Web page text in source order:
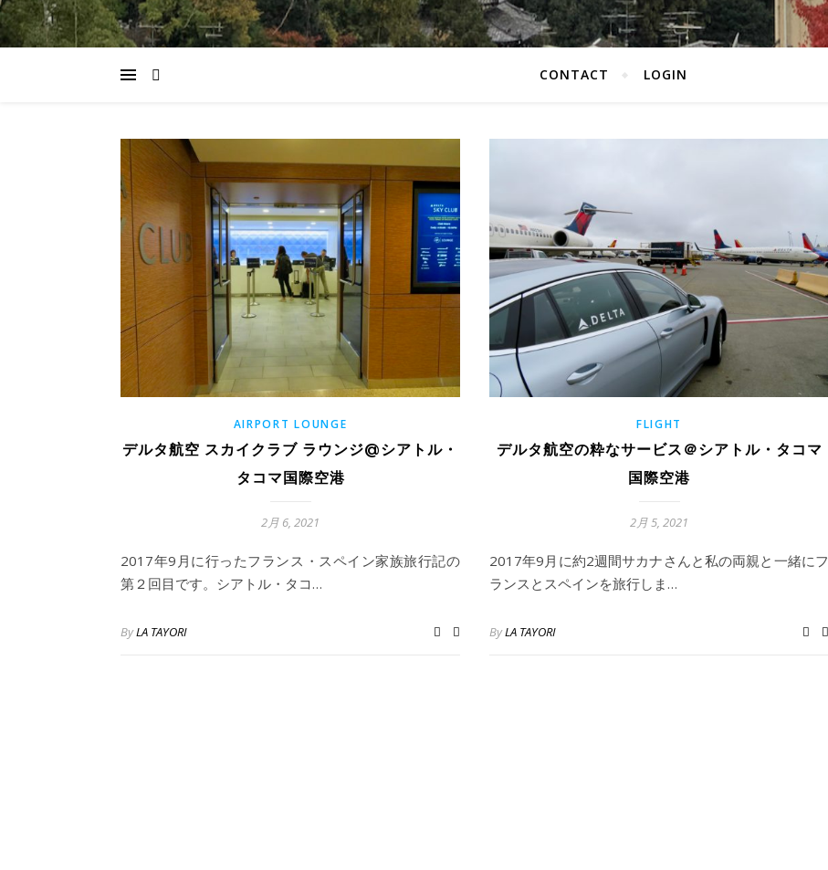
CONTACT LOGIN
AIRPORT LOUNGE
デルタ航空 スカイクラブ ラウンジ@シアトル・
タコマ国際空港
2月 6, 2021
2017年9月に行ったフランス・スペイン家族旅行記の
第２回目です。シアトル・タコ…
ByLA TAYORI
FLIGHT
デルタ航空の粋なサービス＠シアトル・タコマ
国際空港
2月 5, 2021
2017年9月に約2週間サカナさんと私の両親と一緒にフ
ランスとスペインを旅行しま…
ByLA TAYORI